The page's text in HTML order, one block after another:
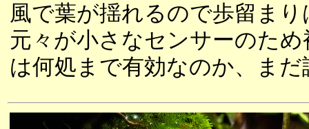
風で葉が揺れるので歩留ま
元々が小さなセンサーのた
は何処まで有効なのか、ま